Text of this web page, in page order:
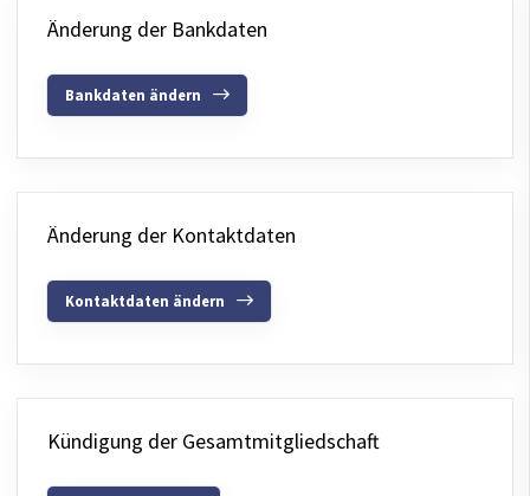
Änderung der Bankdaten
Bankdaten ändern
Änderung der Kontaktdaten
Kontaktdaten ändern
Kündigung der Gesamtmitgliedschaft